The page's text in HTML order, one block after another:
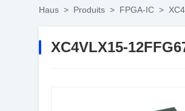
Haus > Produits > FPGA-IC >
XC4VLX15-